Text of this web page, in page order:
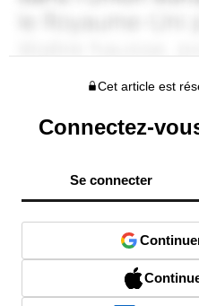
Cet article est
Connectez-
Se connecter